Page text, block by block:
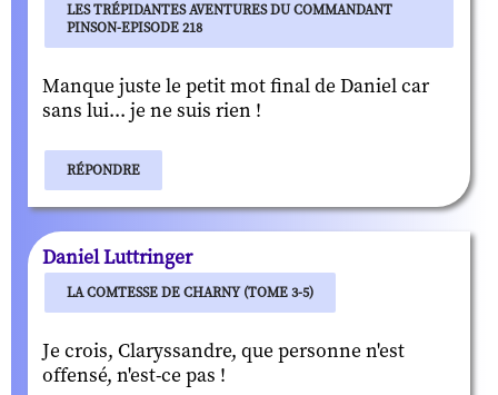
LES TRÉPIDANTES AVENTURES DU COMMANDANT
PINSON-EPISODE 218
Manque juste le petit mot final de Daniel car
sans lui... je ne suis rien !
RÉPONDRE
Daniel Luttringer
LA COMTESSE DE CHARNY (TOME 3-5)
Je crois, Claryssandre, que personne n'est
offensé, n'est-ce pas !